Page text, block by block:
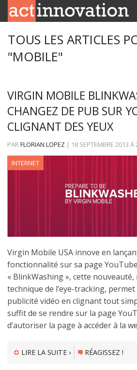
INNOBOX
TOUS LES ARTICLES
"MOBILE"
VIRGIN MOBILE
CHANGEZ DE PUB SUR
CLIGNANT DES YEUX
PARFLORIAN LOPEZ | 18 SEPTEMBRE 2013 À
INTERNET
Virgin Mobile USA innove en
fonctionnalité sur sa page
« BlinkWashing », cette
technique de l’eye-tracking,
publicité vidéo en clignant tout
suffit de se rendre sur la page
d’autoriser la page à accéder à la
LIRE LA SUITE › RÉAGISSEZ !